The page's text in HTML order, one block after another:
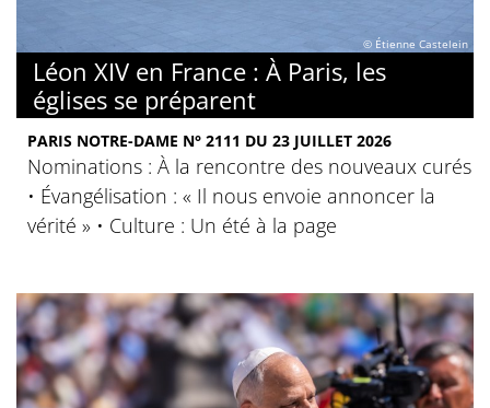
© Étienne Castelein
Léon XIV en France : À Paris, les
églises se préparent
PARIS NOTRE-DAME N° 2111 DU 23 JUILLET 2026
Nominations : À la rencontre des nouveaux curés
• Évangélisation : « Il nous envoie annoncer la
vérité » • Culture : Un été à la page